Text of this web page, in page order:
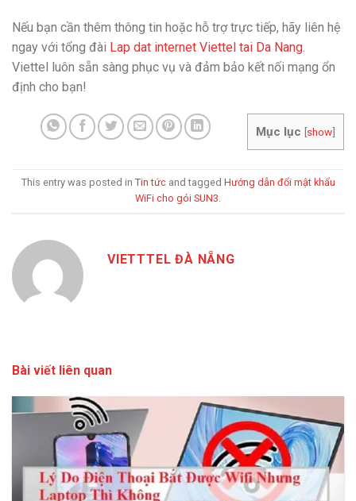
Nếu bạn cần thêm thông tin hoặc hỗ trợ trực tiếp, hãy liên hệ
ngay với tổng đài Lap dat internet Viettel tai Da Nang.
Viettel luôn sẵn sàng phục vụ và đảm bảo kết nối mạng ổn
định cho bạn!
Mục lục [show]
This entry was posted in Tin tứcand tagged Hướng dẫn đổi mật khẩu
WiFi cho gói SUN3.
VIETTTEL ĐÀ NẴNG
Bài viết liên quan